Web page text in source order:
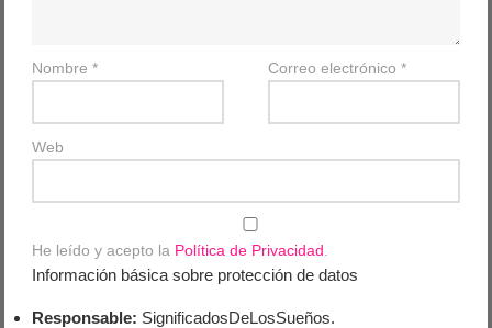
Nombre* Correo electrónico *
Web
He leído y acepto la Política de Privacidad
Información básica sobre protección de datos
Responsable: SignificadosDeLosSueños.